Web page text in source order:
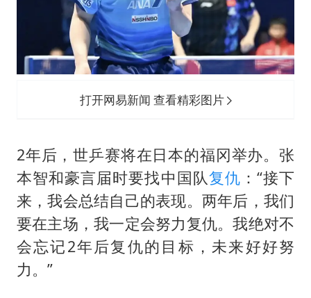
打开网易新闻 查看精彩图片
2年后，世乒赛将在日本的福冈举办。张
本智和豪言届时要找中国队复仇 ：“接下
来，我会总结自己的表现。两年后，我们
要在主场，我一定会努力复仇。我绝对不
会忘记2年后复仇的目标，未来好好努
力。”